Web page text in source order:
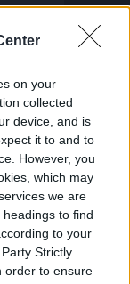
on your
collected
device, and is
it to and to
However, you
which may
we are
to find
to your
Strictly
order to ensure